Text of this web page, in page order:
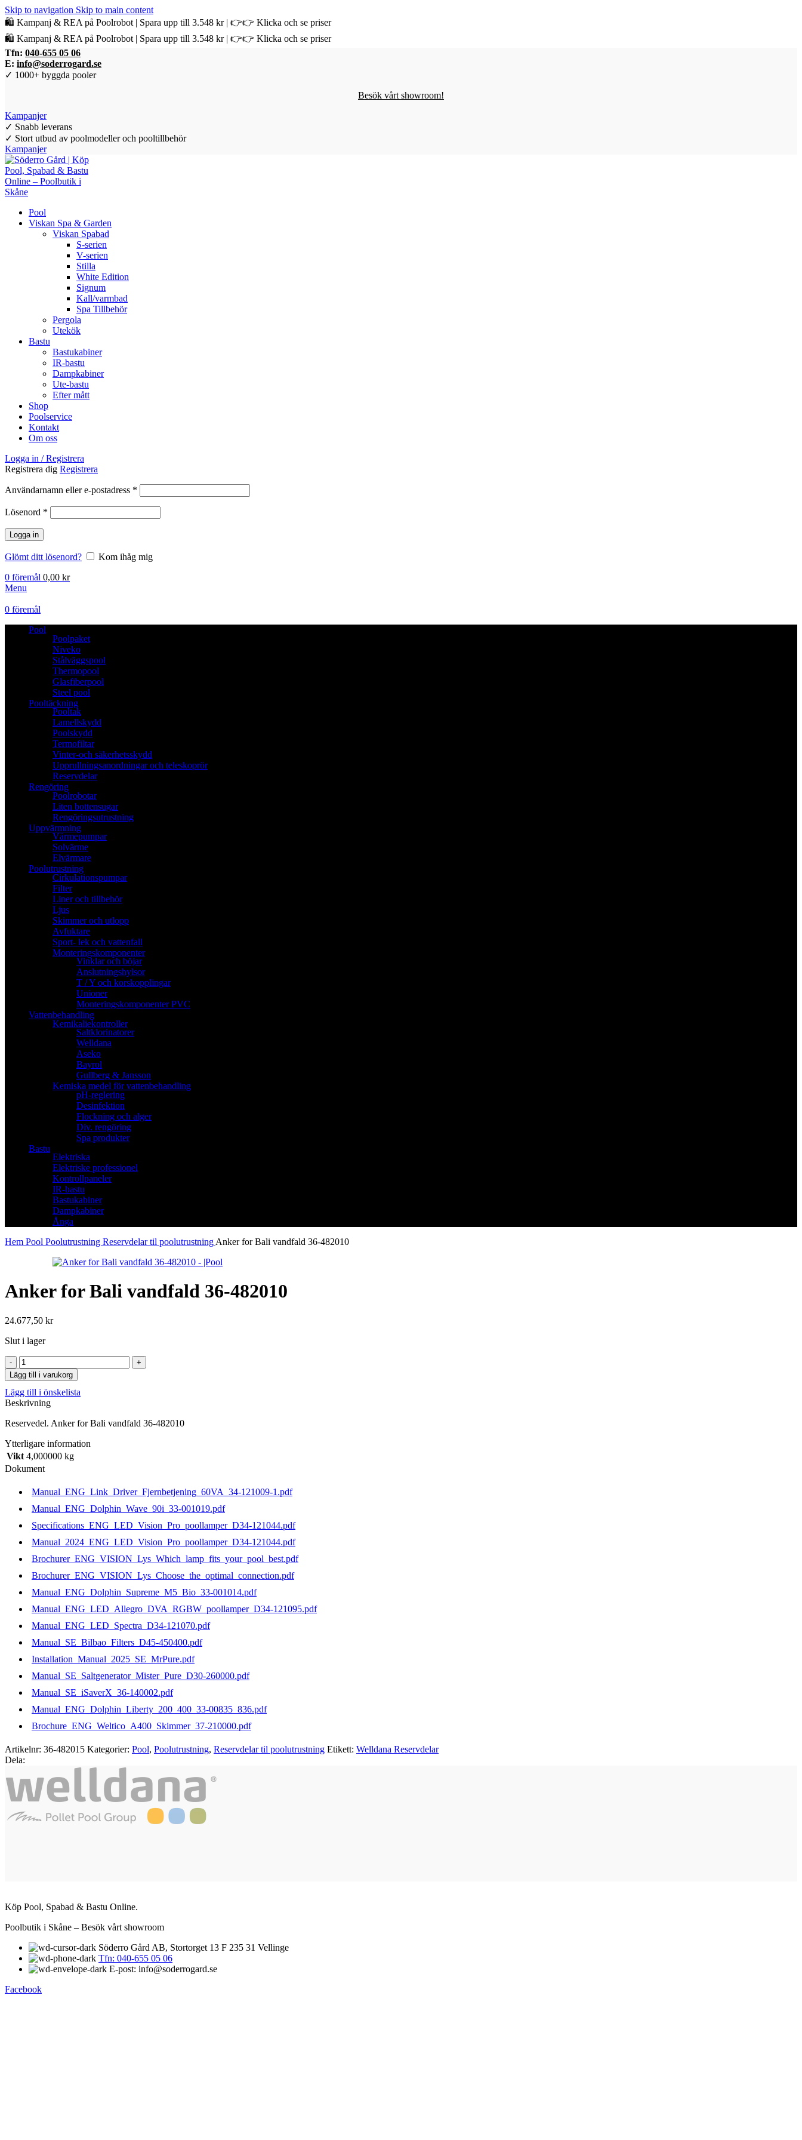
Skip to navigation Skip to main content
🛍️ Kampanj & REA på Poolrobot | Spara upp till 3.548 kr | 👉👉 Klicka och se priser
🛍️ Kampanj & REA på Poolrobot | Spara upp till 3.548 kr | 👉👉 Klicka och se priser
Tfn: 040-655 05 06
E: info@soderrogard.se
✓ 1000+ byggda pooler
Besök vårt showroom!
Kampanjer
✓ Snabb leverans
✓ Stort utbud av poolmodeller och pooltillbehör
Kampanjer
Pool
Viskan Spa & Garden
Viskan Spabad
S-serien
V-serien
Stilla
White Edition
Signum
Kall/varmbad
Spa Tillbehör
Pergola
Utekök
Bastu
Bastukabiner
IR-bastu
Dampkabiner
Ute-bastu
Efter mått
Shop
Poolservice
Kontakt
Om oss
Logga in / Registrera
Registrera dig Registrera
Användarnamn eller e-postadress *
Lösenord *
Logga in
Glömt ditt lösenord?
Kom ihåg mig
0 föremål 0,00 kr
Menu
0 föremål
Pool
Poolpaket
Niveko
Stålväggspool
Thermopool
Glasfiberpool
Steel pool
Pooltäckning
Pooltak
Lamellskydd
Poolskydd
Termofiltar
Vinter-och säkerhetsskydd
Upprullningsanordningar och teleskoprör
Reservdelar
Rengöring
Poolrobotar
Liten bottensugar
Rengöringsutrustning
Uppvärmning
Värmepumpar
Solvärme
Elvärmare
Poolutrustning
Cirkulationspumpar
Filter
Liner och tillbehör
Ljus
Skimmer och utlopp
Avfuktare
Sport- lek och vattenfall
Monteringskomponenter
Vinklar och böjar
Anslutningshylsor
T / Y och korskopplingar
Unioner
Monteringskomponenter PVC
Vattenbehandling
Kemikaliekontroller
Saltklorinatorer
Welldana
Aseko
Bayrol
Gullberg & Jansson
Kemiska medel för vattenbehandling
pH-reglering
Desinfektion
Flockning och alger
Div. rengöring
Spa produkter
Bastu
Elektriska
Elektriske professionel
Kontrollpaneler
IR-bastu
Bastukabiner
Dampkabiner
Ånga
Hem Pool Poolutrustning Reservdelar til poolutrustning Anker for Bali vandfald 36-482010
Anker for Bali vandfald 36-482010
24.677,50 kr
Slut i lager
Anker
for
Bali
vandfald
36-
mängd
Lägg till i varukorg
Lägg till i önskelista
Beskrivning
Reservedel. Anker for Bali vandfald 36-482010
Ytterligare information
Vikt 4,000000 kg
Dokument
Manual_ENG_Link_Driver_Fjernbetjening_60VA_34-121009-1.pdf
Manual_ENG_Dolphin_Wave_90i_33-001019.pdf
Specifications_ENG_LED_Vision_Pro_poollamper_D34-121044.pdf
Manual_2024_ENG_LED_Vision_Pro_poollamper_D34-121044.pdf
Brochurer_ENG_VISION_Lys_Which_lamp_fits_your_pool_best.pdf
Brochurer_ENG_VISION_Lys_Choose_the_optimal_connection.pdf
Manual_ENG_Dolphin_Supreme_M5_Bio_33-001014.pdf
Manual_ENG_LED_Allegro_DVA_RGBW_poollamper_D34-121095.pdf
Manual_ENG_LED_Spectra_D34-121070.pdf
Manual_SE_Bilbao_Filters_D45-450400.pdf
Installation_Manual_2025_SE_MrPure.pdf
Manual_SE_Saltgenerator_Mister_Pure_D30-260000.pdf
Manual_SE_iSaverX_36-140002.pdf
Manual_ENG_Dolphin_Liberty_200_400_33-00835_836.pdf
Brochure_ENG_Weltico_A400_Skimmer_37-210000.pdf
Artikelnr: 36-482015 Kategorier: Pool, Poolutrustning, Reservdelar til poolutrustning Etikett: Welldana Reservdelar
Dela:
Köp Pool, Spabad & Bastu Online.
Poolbutik i Skåne – Besök vårt showroom
Söderro Gård AB, Stortorget 13 F 235 31 Vellinge
Tfn: 040-655 05 06
E-post: info@soderrogard.se
Facebook